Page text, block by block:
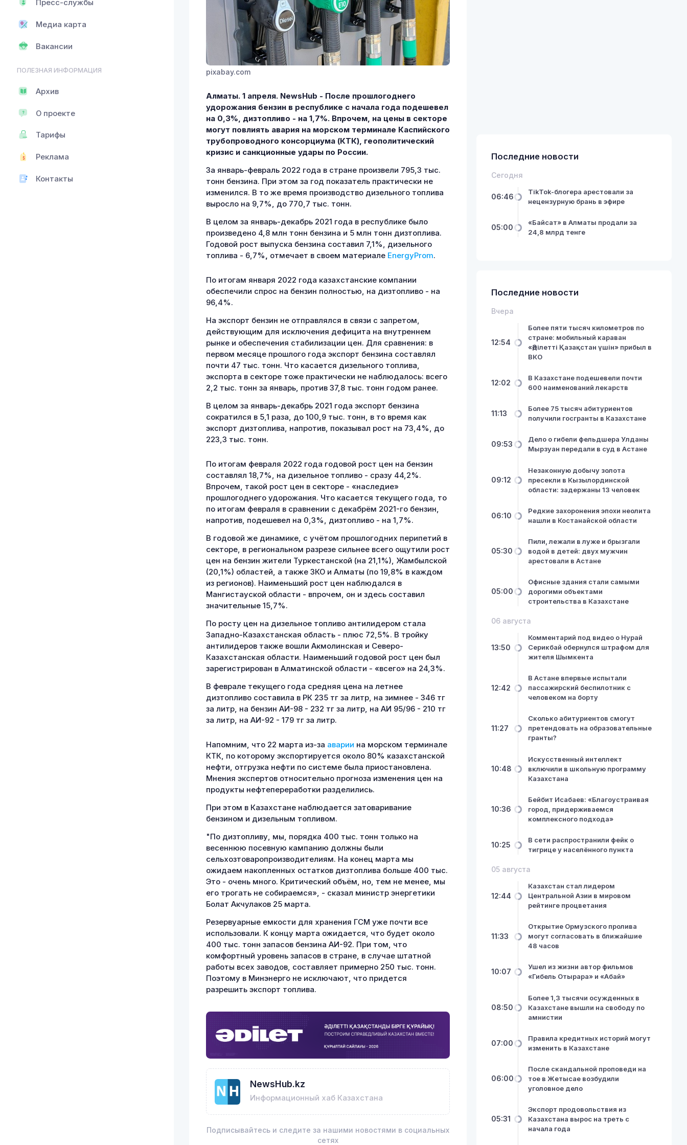
Пресс-службы
Медиа карта
Вакансии
ПОЛЕЗНАЯ ИНФОРМАЦИЯ
Архив
О проекте
Тарифы
Реклама
Контакты
pixabay.com
Алматы. 1 апреля. NewsHub - После прошлогоднего
удорожания бензин в республике с начала года подешевел
на 0,3%, дизтопливо - на 1,7%. Впрочем, на цены в секторе
могут повлиять авария на морском терминале Каспийского
трубопроводного консорциума (КТК), геополитический
кризис и санкционные удары по России.
За январь-февраль 2022 года в стране произвели 795,3 тыс.
тонн бензина. При этом за год показатель практически не
изменился. В то же время производство дизельного топлива
выросло на 9,7%, до 770,7 тыс. тонн.
В целом за январь-декабрь 2021 года в республике было
произведено 4,8 млн тонн бензина и 5 млн тонн дизтоплива.
Годовой рост выпуска бензина составил 7,1%, дизельного
топлива - 6,7%, отмечает в своем материале EnergyProm.
По итогам января 2022 года казахстанские компании
обеспечили спрос на бензин полностью, на дизтопливо - на
96,4%.
На экспорт бензин не отправлялся в связи с запретом,
действующим для исключения дефицита на внутреннем
рынке и обеспечения стабилизации цен. Для сравнения: в
первом месяце прошлого года экспорт бензина составлял
почти 47 тыс. тонн. Что касается дизельного топлива,
экспорта в секторе тоже практически не наблюдалось: всего
2,2 тыс. тонн за январь, против 37,8 тыс. тонн годом ранее.
В целом за январь-декабрь 2021 года экспорт бензина
сократился в 5,1 раза, до 100,9 тыс. тонн, в то время как
экспорт дизтоплива, напротив, показывал рост на 73,4%, до
223,3 тыс. тонн.
По итогам февраля 2022 года годовой рост цен на бензин
составлял 18,7%, на дизельное топливо - сразу 44,2%.
Впрочем, такой рост цен в секторе - «наследие»
прошлогоднего удорожания. Что касается текущего года, то
по итогам февраля в сравнении с декабрём 2021-го бензин,
напротив, подешевел на 0,3%, дизтопливо - на 1,7%.
В годовой же динамике, с учётом прошлогодних перипетий в
секторе, в региональном разрезе сильнее всего ощутили рост
цен на бензин жители Туркестанской (на 21,1%), Жамбылской
(20,1%) областей, а также ЗКО и Алматы (по 19,8% в каждом
из регионов). Наименьший рост цен наблюдался в
Мангистауской области - впрочем, он и здесь составил
значительные 15,7%.
По росту цен на дизельное топливо антилидером стала
Западно-Казахстанская область - плюс 72,5%. В тройку
антилидеров также вошли Акмолинская и Северо-
Казахстанская области. Наименьший годовой рост цен был
зарегистрирован в Алматинской области - «всего» на 24,3%.
В феврале текущего года средняя цена на летнее
дизтопливо составила в РК 235 тг за литр, на зимнее - 346 тг
за литр, на бензин АИ-98 - 232 тг за литр, на АИ 95/96 - 210 тг
за литр, на АИ-92 - 179 тг за литр.
Напомним, что 22 марта из-за аварии на морском терминале
КТК, по которому экспортируется около 80% казахстанской
нефти, отгрузка нефти по системе была приостановлена.
Мнения экспертов относительно прогноза изменения цен на
продукты нефтепереработки разделились.
При этом в Казахстане наблюдается затоваривание
бензином и дизельным топливом.
"По дизтопливу, мы, порядка 400 тыс. тонн только на
весеннюю посевную кампанию должны были
сельхозтоваропроизводителиям. На конец марта мы
ожидаем накопленных остатков дизтоплива больше 400 тыс.
Это - очень много. Критический объём, но, тем не менее, мы
его трогать не собираемся», - сказал министр энергетики
Болат Акчулаков 25 марта.
Резервуарные емкости для хранения ГСМ уже почти все
использовали. К концу марта ожидается, что будет около
400 тыс. тонн запасов бензина АИ-92. При том, что
комфортный уровень запасов в стране, в случае штатной
работы всех заводов, составляет примерно 250 тыс. тонн.
Поэтому в Минэнерго не исключают, что придется
разрешить экспорт топлива.
NewsHub.kz
Информационный хаб Казахстана
Подписывайтесь и следите за нашими новостями в социальных
сетях
Последние новости
Сегодня
06:46
TikTok-блогера арестовали за
нецензурную брань в эфире
05:00
«Байсат» в Алматы продали за
24,8 млрд тенге
Последние новости
Вчера
12:54
Более пяти тысяч километров по
стране: мобильный караван
«Әділетті Қазақстан үшін» прибыл в
ВКО
12:02
В Казахстане подешевели почти
600 наименований лекарств
11:13
Более 75 тысяч абитуриентов
получили госгранты в Казахстане
09:53
Дело о гибели фельдшера Улданы
Мырзуан передали в суд в Астане
09:12
Незаконную добычу золота
пресекли в Кызылординской
области: задержаны 13 человек
06:10
Редкие захоронения эпохи неолита
нашли в Костанайской области
05:30
Пили, лежали в луже и брызгали
водой в детей: двух мужчин
арестовали в Астане
05:00
Офисные здания стали самыми
дорогими объектами
строительства в Казахстане
06 августа
13:50
Комментарий под видео о Нурай
Серикбай обернулся штрафом для
жителя Шымкента
12:42
В Астане впервые испытали
пассажирский беспилотник с
человеком на борту
11:27
Сколько абитуриентов смогут
претендовать на образовательные
гранты?
10:48
Искусственный интеллект
включили в школьную программу
Казахстана
10:36
Бейбит Исабаев: «Благоустраивая
город, придерживаемся
комплексного подхода»
10:25
В сети распространили фейк о
тигрице у населённого пункта
05 августа
12:44
Казахстан стал лидером
Центральной Азии в мировом
рейтинге процветания
11:33
Открытие Ормузского пролива
могут согласовать в ближайшие
48 часов
10:07
Ушел из жизни автор фильмов
«Гибель Отырара» и «Абай»
08:50
Более 1,3 тысячи осужденных в
Казахстане вышли на свободу по
амнистии
07:00
Правила кредитных историй могут
изменить в Казахстане
06:00
После скандальной проповеди на
тое в Жетысае возбудили
уголовное дело
05:31
Экспорт продовольствия из
Казахстана вырос на треть с
начала года